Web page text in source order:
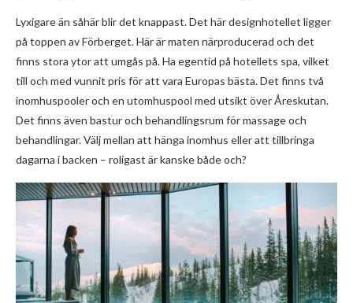
Lyxigare än såhär blir det knappast. Det här designhotellet ligger
på toppen av Förberget. Här är maten närproducerad och det
finns stora ytor att umgås på. Ha egentid på hotellets spa, vilket
till och med vunnit pris för att vara Europas bästa. Det finns två
inomhuspooler och en utomhuspool med utsikt över Åreskutan.
Det finns även bastur och behandlingsrum för massage och
behandlingar. Välj mellan att hänga inomhus eller att tillbringa
dagarna i backen – roligast är kanske både och?